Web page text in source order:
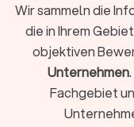
einer
Ihr Fall rechtlich
erfordert
Sie eine
ansteht
Sie einen Vertrag
Wir sammeln die
die in Ihrem
objektiven
Unternehmen
Fachgebiet